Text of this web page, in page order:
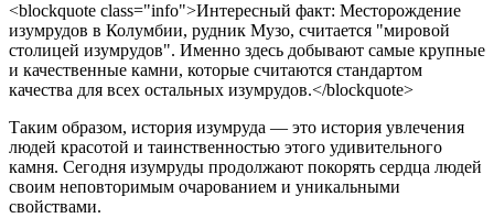
<blockquote class="info">Интересный факт: Месторождение
изумрудов в Колумбии, рудник Музо, считается "мировой
столицей изумрудов". Именно здесь добывают самые крупные
и качественные камни, которые считаются стандартом
качества для всех остальных изумрудов.</blockquote>
Таким образом, история изумруда — это история увлечения
людей красотой и таинственностью этого удивительного
камня. Сегодня изумруды продолжают покорять сердца людей
своим неповторимым очарованием и уникальными
свойствами.